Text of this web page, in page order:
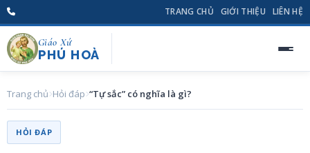
TRANG CHỦ GIỚI THIỆU LIÊN HỆ
Giáo Xứ
PHÚ HOÀ
Trang chủ Hỏi đáp “Tự sắc” có nghĩa là gì?
HỎI ĐÁP